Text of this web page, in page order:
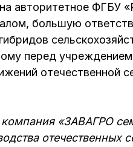
авторитетное ФГБУ
большую
перед учреждением
отечественной
«ЗАВАГРО
отечественных